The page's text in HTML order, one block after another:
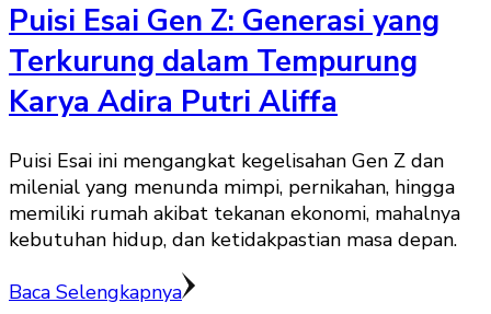
Puisi Esai Gen Z: Generasi yang
Terkurung dalam Tempurung
Karya Adira Putri Aliffa
Puisi Esai ini mengangkat kegelisahan Gen Z dan
milenial yang menunda mimpi, pernikahan, hingga
memiliki rumah akibat tekanan ekonomi, mahalnya
kebutuhan hidup, dan ketidakpastian masa depan.
Baca Selengkapnya